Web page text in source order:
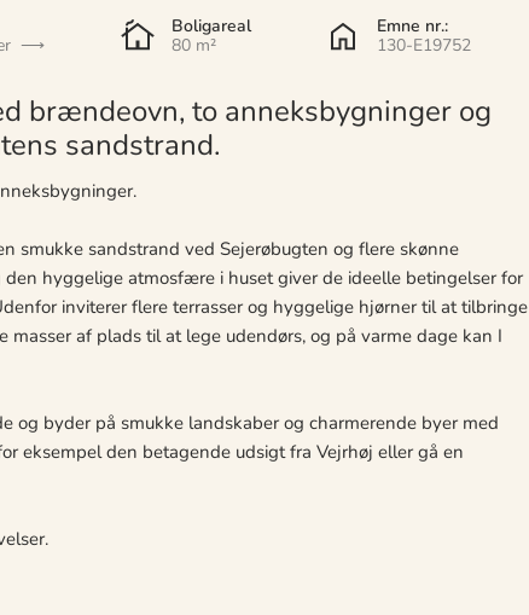
Boligareal
80 m²
Emne nr.:
130-E19752
brændeovn, to anneksbygninger og
sandstrand.
smukke sandstrand ved Sejerøbugten og flere skønne
hyggelige atmosfære i huset giver de ideelle betingelser for
inviterer flere terrasser og hyggelige hjørner til at tilbringe
af plads til at lege udendørs, og på varme dage kan I
og byder på smukke landskaber og charmerende byer med
eksempel den betagende udsigt fra Vejrhøj eller gå en